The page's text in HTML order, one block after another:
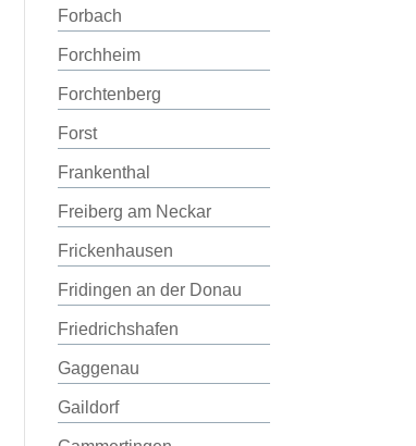
Forbach
Forchheim
Forchtenberg
Forst
Frankenthal
Freiberg am Neckar
Frickenhausen
Fridingen an der Donau
Friedrichshafen
Gaggenau
Gaildorf